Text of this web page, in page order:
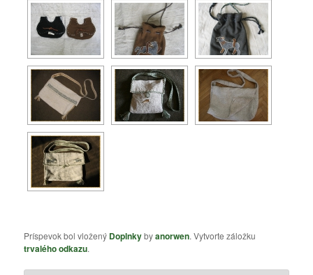
Príspevok bol vložený Doplnkybyanorwen. Vytvorte záložku
trvalého odkazu.